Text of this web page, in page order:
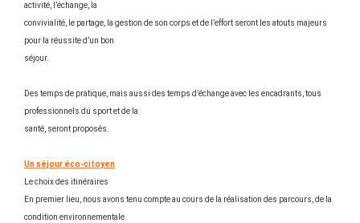
activité, l’échange, la
convivialité, le partage, la gestion de son corps et de l’effort seront les atouts majeurs
pour la réussite d’un bon
séjour.
Des temps de pratique, mais aussi des temps d’échange avec les encadrants, tous
professionnels du sport et de la
santé, seront proposés.
Un séjour éco-citoyen
Le choix des itinéraires
En premier lieu, nous avons tenu compte au cours de la réalisation des parcours, de la
condition environnementale